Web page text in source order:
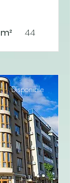
m² 44
Disponible